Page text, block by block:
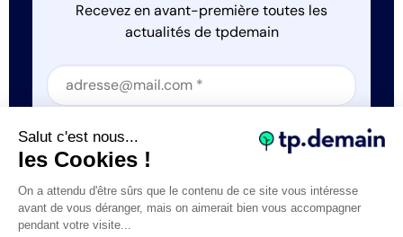
Recevez en avant-première toutes les
actualités de tpdemain
Section
Section
J'accepte que tp.demain utilise mes informations
Salut c'est nous...
les Cookies !
On a attendu d'être sûrs que le contenu de ce site vous intéresse
avant de vous déranger, mais on aimerait bien vous accompagner
pendant votre visite...